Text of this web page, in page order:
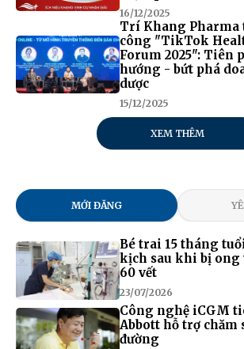
16/12/2025
Trí Khang Pharma
công "TikTok
Forum 2025": Tiên
hướng - bứt phá
dược
15/12/2025
XEM THÊM
MỚI ĐĂNG
Bé trai 15 tháng
kịch sau khi bị ong
60 vết
23/07/2026
Công nghệ iCGM
Abbott hỗ trợ chăm
đường